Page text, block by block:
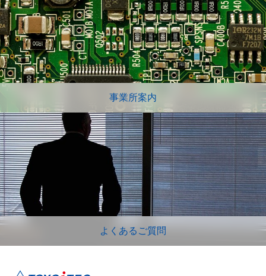
事業所案内
よくあるご質問